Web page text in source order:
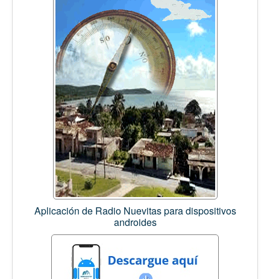
Aplicación de Radio Nuevitas para dispositivos
androides